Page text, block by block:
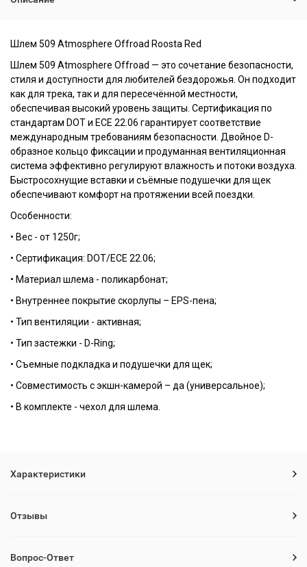
Шлем 509 Atmosphere Offroad Roosta Red
Шлем 509 Atmosphere Offroad — это сочетание безопасности,
стиля и доступности для любителей бездорожья. Он подходит
как для трека, так и для пересечённой местности,
обеспечивая высокий уровень защиты. Сертификация по
стандартам DOT и ECE 22.06 гарантирует соответствие
международным требованиям безопасности. Двойное D-
образное кольцо фиксации и продуманная вентиляционная
система эффективно регулируют влажность и потоки воздуха.
Быстросохнущие вставки и съёмные подушечки для щек
обеспечивают комфорт на протяжении всей поездки.
Особенности:
• Вес - от 1250г;
• Сертификация: DOT/ECE 22.06;
• Материал шлема - поликарбонат;
• Внутреннее покрытие скорлупы – EPS-пена;
• Тип вентиляции - активная;
• Тип застежки - D-Ring;
• Съемные подкладка и подушечки для щек;
• Совместимость с экшн-камерой – да (универсальное);
• В комплекте - чехол для шлема.
Характеристики
Отзывы
Вопрос-Ответ